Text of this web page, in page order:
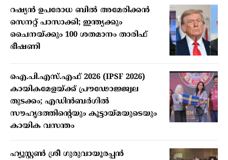
റഷ്യന്‍ ഉപരോധ ബില്‍ അമേരിക്കന്‍
സെനറ്റ് പാസാക്കി; ഇന്ത്യക്കും
ചൈനയ്ക്കും 100 ശതമാനം താരിഫ്
ഭീഷണി
ഐ.പി.എസ്.എഫ് 2026 (IPSF 2026)
കായികമേളയ്ക്ക് പ്രൗഢോജ്ജ്വല
തുടക്കം; എഡിന്‍ബര്‍ഗില്‍
സൗഹൃദത്തിന്റെയും കൂട്ടായ്മയുടെയും
കായിക വസന്തം
ഹ്യൂസ്റ്റണ്‍ ശ്രീ ഗുരുവായൂരപ്പന്‍